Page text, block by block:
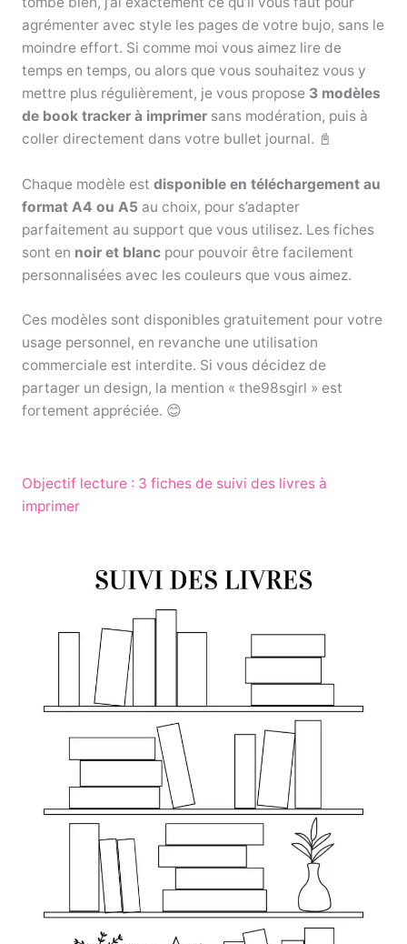
agrémenter avec style les pages de votre bujo, sans le
moindre effort. Si comme moi vous aimez lire de
temps en temps, ou alors que vous souhaitez vous y
mettre plus régulièrement, je vous propose 3 modèles
de book tracker à imprimersans modération, puis à
coller directement dans votre bullet journal. 📓
Chaque modèle est disponible en téléchargement au
format A4 ou A5 au choix, pour s’adapter
parfaitement au support que vous utilisez. Les fiches
sont en noir et blancpour pouvoir être facilement
personnalisées avec les couleurs que vous aimez.
Ces modèles sont disponibles gratuitement pour votre
usage personnel, en revanche une utilisation
commerciale est interdite. Si vous décidez de
partager un design, la mention « the98sgirl » est
fortement appréciée. 😊
Objectif lecture : 3 fiches de suivi des livres à
imprimer